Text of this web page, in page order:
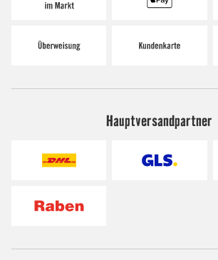
Hauptversandpartner